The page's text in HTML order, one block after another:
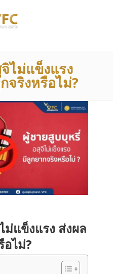
ไม่แข็งแรง
จริงหรือไม่?
แข็งแรง ส่งผล
ไม่?